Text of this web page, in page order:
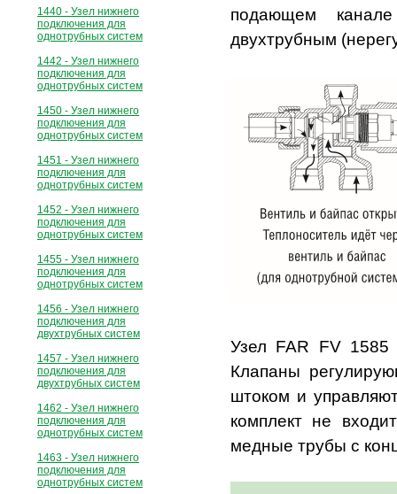
1440 - Узел нижнего
подключения для
однотрубных систем
1442 - Узел нижнего
подключения для
однотрубных систем
1450 - Узел нижнего
подключения для
однотрубных систем
1451 - Узел нижнего
подключения для
однотрубных систем
1452 - Узел нижнего
подключения для
однотрубных систем
1455 - Узел нижнего
подключения для
однотрубных систем
1456 - Узел нижнего
подключения для
двухтрубных систем
1457 - Узел нижнего
подключения для
двухтрубных систем
1462 - Узел нижнего
подключения для
однотрубных систем
1463 - Узел нижнего
подключения для
однотрубных систем
подающем
двухтрубным
Узел FAR FV 1585
Клапаны
штоком и
комплект не
медные трубы с